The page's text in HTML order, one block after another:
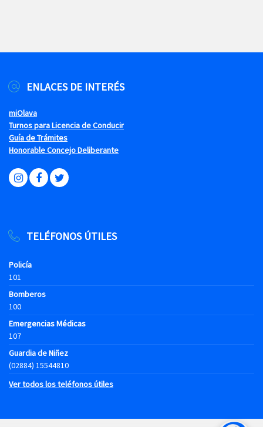
ENLACES DE INTERÉS
miOlava
Turnos para Licencia de Conducir
Guía de Trámites
Honorable Concejo Deliberante
TELÉFONOS ÚTILES
Policía
101
Bomberos
100
Emergencias Médicas
107
Guardia de Niñez
(02884) 15544810
Ver todos los teléfonos útiles